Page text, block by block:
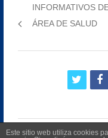
entradas
post:
INFORMATIVOS
ÁREA DE SALUD
twitter
Este sitio web utiliza cookies